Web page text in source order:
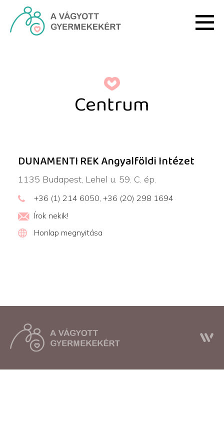
Ugrás a fő tartalomhoz
Centrum
DUNAMENTI REK Angyalföldi Intézet
1135 Budapest, Lehel u. 59. C. ép.
+36 (1) 214 6050, +36 (20) 298 1694
Írok nekik!
Honlap megnyitása